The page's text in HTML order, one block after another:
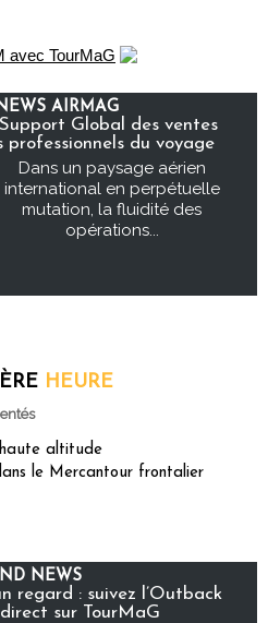
AIRMAG
Global des ventes
professionnels du voyage
Dans un paysage aérien
international en perpétuelle
mutation, la fluidité des
opérations...
HEURE
altitude
le Mercantour frontalier
NEWS
regard : suivez l’Outback
sur TourMaG